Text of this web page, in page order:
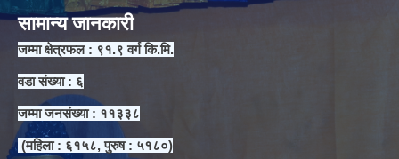
सामान्य जानकारी
जम्मा क्षेत्रफल : ९१.९ वर्ग कि.मि.
वडा संख्या : ६
जम्मा जनसंख्या : ११३३८
(महिला : ६१५८, पुरुष : ५१८०)